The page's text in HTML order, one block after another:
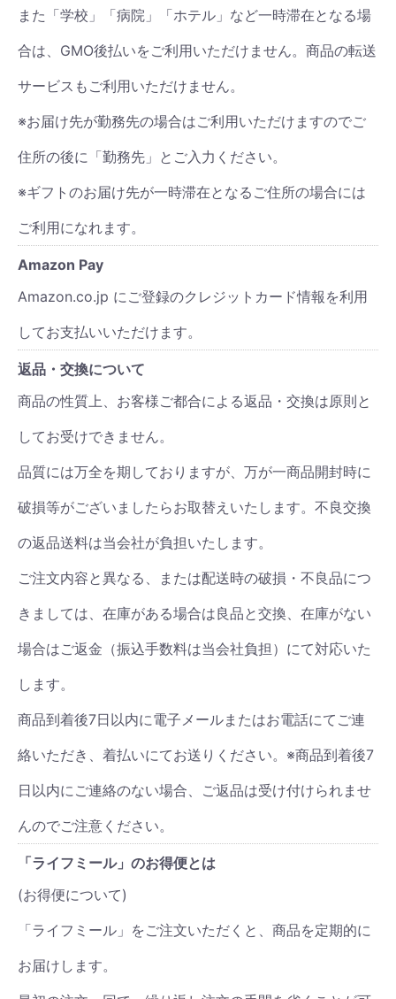
また「学校」「病院」「ホテル」など一時滞在となる場
合は、GMO後払いをご利用いただけません。商品の転送
サービスもご利用いただけません。
※お届け先が勤務先の場合はご利用いただけますのでご
住所の後に「勤務先」とご入力ください。
※ギフトのお届け先が一時滞在となるご住所の場合には
ご利用になれます。
Amazon Pay
Amazon.co.jp にご登録のクレジットカード情報を利用
してお支払いいただけます。
返品・交換について
商品の性質上、お客様ご都合による返品・交換は原則と
してお受けできません。
品質には万全を期しておりますが、万が一商品開封時に
破損等がございましたらお取替えいたします。不良交換
の返品送料は当会社が負担いたします。
ご注文内容と異なる、または配送時の破損・不良品につ
きましては、在庫がある場合は良品と交換、在庫がない
場合はご返金（振込手数料は当会社負担）にて対応いた
します。
商品到着後7日以内に電子メールまたはお電話にてご連
絡いただき、着払いにてお送りください。※商品到着後7
日以内にご連絡のない場合、ご返品は受け付けられませ
んのでご注意ください。
「ライフミール」 のお得便とは
(お得便について)
「ライフミール」をご注文いただくと、商品を定期的に
お届けします。